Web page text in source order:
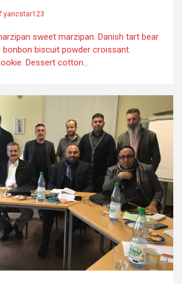
yancstar123
sweet marzipan. Danish tart bear
biscuit powder croissant.
Dessert cotton...